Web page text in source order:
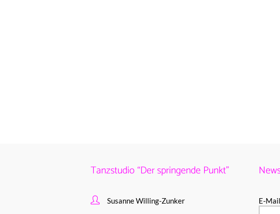
Tanzstudio “Der springende Punkt”
Susanne Willing-Zunker E-